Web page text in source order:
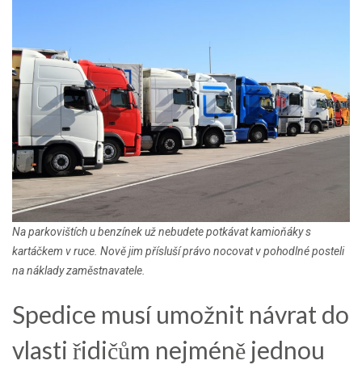
Na parkovištích u benzínek už nebudete potkávat kamioňáky s
kartáčkem v ruce. Nově jim přísluší právo nocovat v pohodlné posteli
na náklady zaměstnavatele.
Spedice musí umožnit návrat do
vlasti řidičům nejméně jednou